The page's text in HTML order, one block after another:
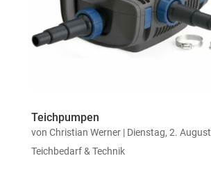
Teichpumpen
von Christian Werner| Dienstag, 2.
Teichbedarf & Technik